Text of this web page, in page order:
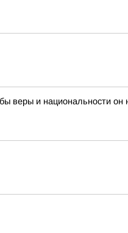
веры и национальности он